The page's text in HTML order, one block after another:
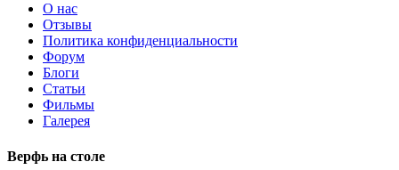
О нас
Отзывы
Политика конфиденциальности
Форум
Блоги
Статьи
Фильмы
Галерея
Верфь на столе